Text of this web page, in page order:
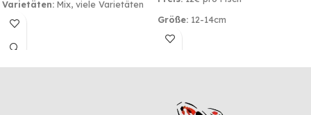
Varietäten: Mix, viele Varietäten
Züchter:
Deutschland
Herkunft:
Größe: 12-14cm
Varietät: